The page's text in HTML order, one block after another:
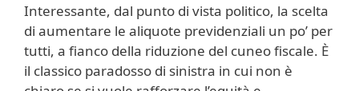
Interessante, dal punto di vista politico, la scelta
di aumentare le aliquote previdenziali un po’ per
tutti, a fianco della riduzione del cuneo fiscale. È
il classico paradosso di sinistra in cui non è